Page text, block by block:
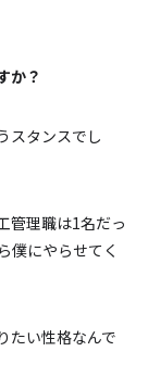
か？
スタンスでし
管理職は1名だっ
僕にやらせてく
たい性格なんで